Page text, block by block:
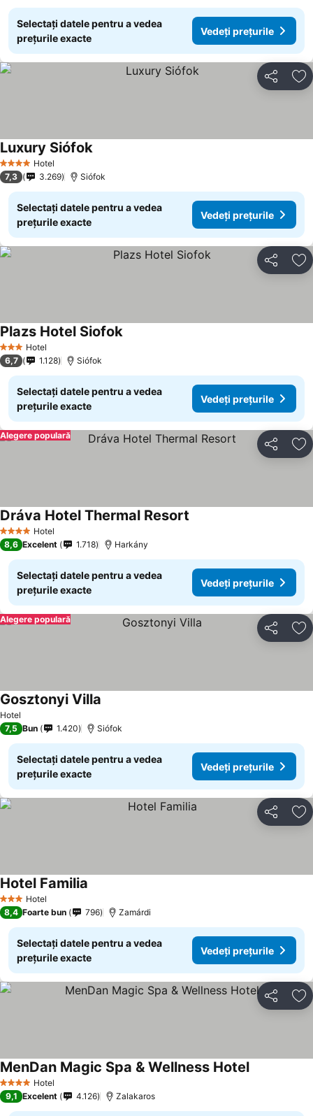
Selectați datele pentru a vedea
prețurile exacte
Vedeți prețurile
Distribuiți
4 Stele Hotel
Luxury SiófokVedeți prețurile
7,3 3.269 Siófok
Selectați datele pentru a vedea
prețurile exacte
Vedeți prețurile
Distribuiți
3 SteleHotel
Plazs Hotel SiofokVedeți prețurile
6,7 1.128 Siófok
Selectați datele pentru a vedea
prețurile exacte
Vedeți prețurile
Distribuiți
Alegere populară
4 Stele Hotel
Dráva Hotel Thermal Resort
8,6 Excelent 1.718 Harkány
Selectați datele pentru a vedea
prețurile exacte
Vedeți prețurile
Distribuiți
Alegere populară
Hotel
Gosztonyi Villa
7,5 Bun 1.420 Siófok
Selectați datele pentru a vedea
prețurile exacte
Vedeți prețurile
Distribuiți
3 SteleHotel
Hotel Familia
8,4 Foarte bun 796 Zamárdi
Selectați datele pentru a vedea
prețurile exacte
Vedeți prețurile
Distribuiți
4 Stele Hotel
MenDan Magic Spa & Wellness HotelVedeți
9,1 Excelent 4.126 Zalakaros